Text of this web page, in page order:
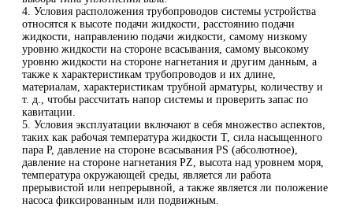
4. Условия расположения трубопроводов системы устройства
относятся к высоте подачи жидкости, расстоянию подачи
жидкости, направлению подачи жидкости, самому низкому
уровню жидкости на стороне всасывания, самому высокому
уровню жидкости на стороне нагнетания и другим данным, а
также к характеристикам трубопроводов и их длине,
материалам, характеристикам трубной арматуры, количеству и
т. д., чтобы рассчитать напор системы и проверить запас по
кавитации.
5. Условия эксплуатации включают в себя множество аспектов,
таких как рабочая температура жидкости T, сила насыщенного
пара P, давление на стороне всасывания PS (абсолютное),
давление на стороне нагнетания PZ, высота над уровнем моря,
температура окружающей среды, является ли работа
прерывистой или непрерывной, а также является ли положение
насоса фиксированным или подвижным.